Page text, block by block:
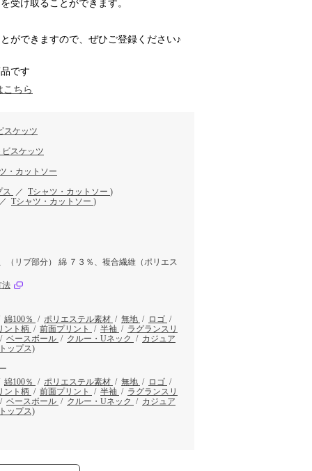
受け取ることができます。
ができますので、ぜひご登録ください♪
です
ちら
スケッツ
スケッツ
・カットソー
ス ／ Tシャツ・カットソー )
Tシャツ・カットソー )
（リブ部分） 綿 ７３％、複合繊維（ポリエス
法
綿100％ / ポリエステル素材 / 無地 / ロゴ /
ント柄 / 前面プリント / 半袖 / ラグランスリ
ベースボール / クルー・Uネック / カジュア
ップス)
綿100％ / ポリエステル素材 / 無地 / ロゴ /
ント柄 / 前面プリント / 半袖 / ラグランスリ
ベースボール / クルー・Uネック / カジュア
ップス)